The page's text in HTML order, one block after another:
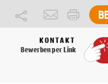
KONTAKT
Bewerben per Link